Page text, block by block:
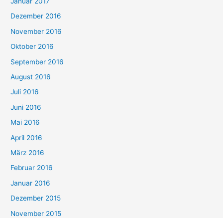
Dezember 2016
November 2016
Oktober 2016
September 2016
August 2016
Juli 2016
Juni 2016
Mai 2016
April 2016
März 2016
Februar 2016
Januar 2016
Dezember 2015
November 2015